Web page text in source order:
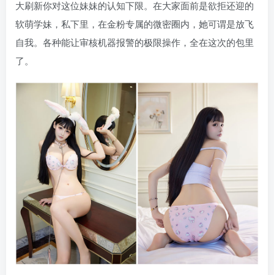
大刷新你对这位妹妹的认知下限。在大家面前是欲拒还迎的
软萌学妹，私下里，在金粉专属的微密圈内，她可谓是放飞
自我。各种能让审核机器报警的极限操作，全在这次的包里
了。